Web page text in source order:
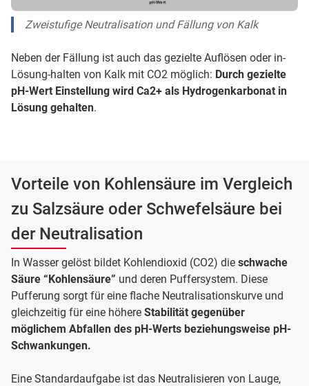
Zweistufige Neutralisation und Fällung von Kalk
Neben der Fällung ist auch das gezielte Auflösen oder in-
Lösung-halten von Kalk mit CO2 möglich: Durch gezielte
pH-Wert Einstellung wird Ca2+ als Hydrogenkarbonat in
Lösung gehalten.
Vorteile von Kohlensäure im Vergleich
zu Salzsäure oder Schwefelsäure bei
der Neutralisation
In Wasser gelöst bildet Kohlendioxid (CO2) die schwache
Säure “Kohlensäure” und deren Puffersystem. Diese
Pufferung sorgt für eine flache Neutralisationskurve und
gleichzeitig für eine höhere Stabilität gegenüber
möglichem Abfallen des pH-Werts beziehungsweise pH-
Schwankungen.
Eine Standardaufgabe ist das Neutralisieren von Lauge,